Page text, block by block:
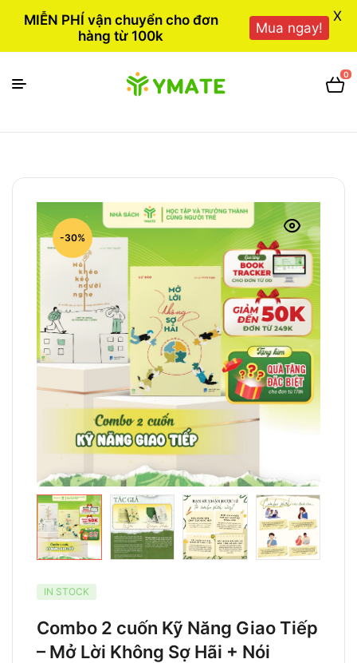
0
-30%
IN STOCK
Combo 2 cuốn Kỹ Năng Giao Tiếp
– Mở Lời Không Sợ Hãi + Nói
MIỄN PHÍ vận chuyển cho đơn
hàng từ 100k
Mua ngay!
X